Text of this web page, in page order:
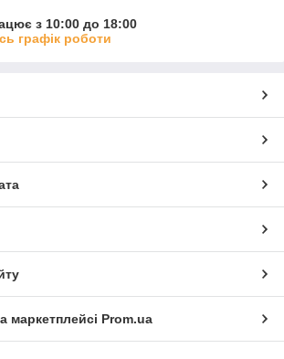
з 10:00 до 18:00
графік роботи
маркетплейсі Prom.ua